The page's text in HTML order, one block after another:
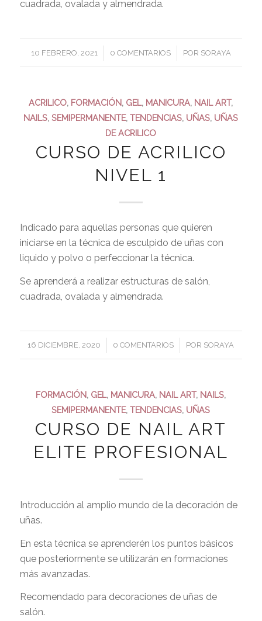
cuadrada, ovalada y almendrada.
10 FEBRERO, 2021
/ 0 COMENTARIOS
/ POR SORAYA
ACRILICO, FORMACIÓN, GEL, MANICURA, NAIL ART,
NAILS,SEMIPERMANENTE,TENDENCIAS, UÑAS, UÑAS
DE ACRILICO
CURSO DE ACRILICO
NIVEL 1
Indicado para aquellas personas que quieren
iniciarse en la técnica de esculpido de uñas con
liquido y polvo o perfeccionar la técnica.
Se aprenderá a realizar estructuras de salón,
cuadrada, ovalada y almendrada.
16 DICIEMBRE, 2020
/ 0 COMENTARIOS
/ POR SORAYA
FORMACIÓN, GEL, MANICURA, NAIL ART, NAILS,
SEMIPERMANENTE,TENDENCIAS, UÑAS
CURSO DE NAIL ART
ELITE PROFESIONAL
Introducción al amplio mundo de la decoración de
uñas.
En esta técnica se aprenderén los puntos básicos
que posteriormente se utilizarán en formaciones
más avanzadas.
Recomendado para decoraciones de uñas de
salón.